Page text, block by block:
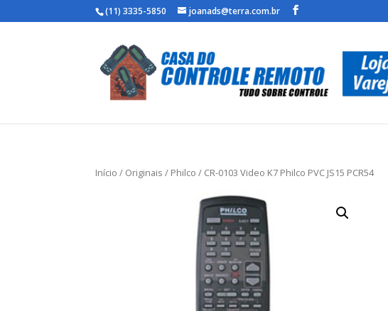
(11) 3335-5850 joanads@terra.com.br
Início / Originais / Philco / CR-0103 Video K7 Philco PVC JS15 PCR54